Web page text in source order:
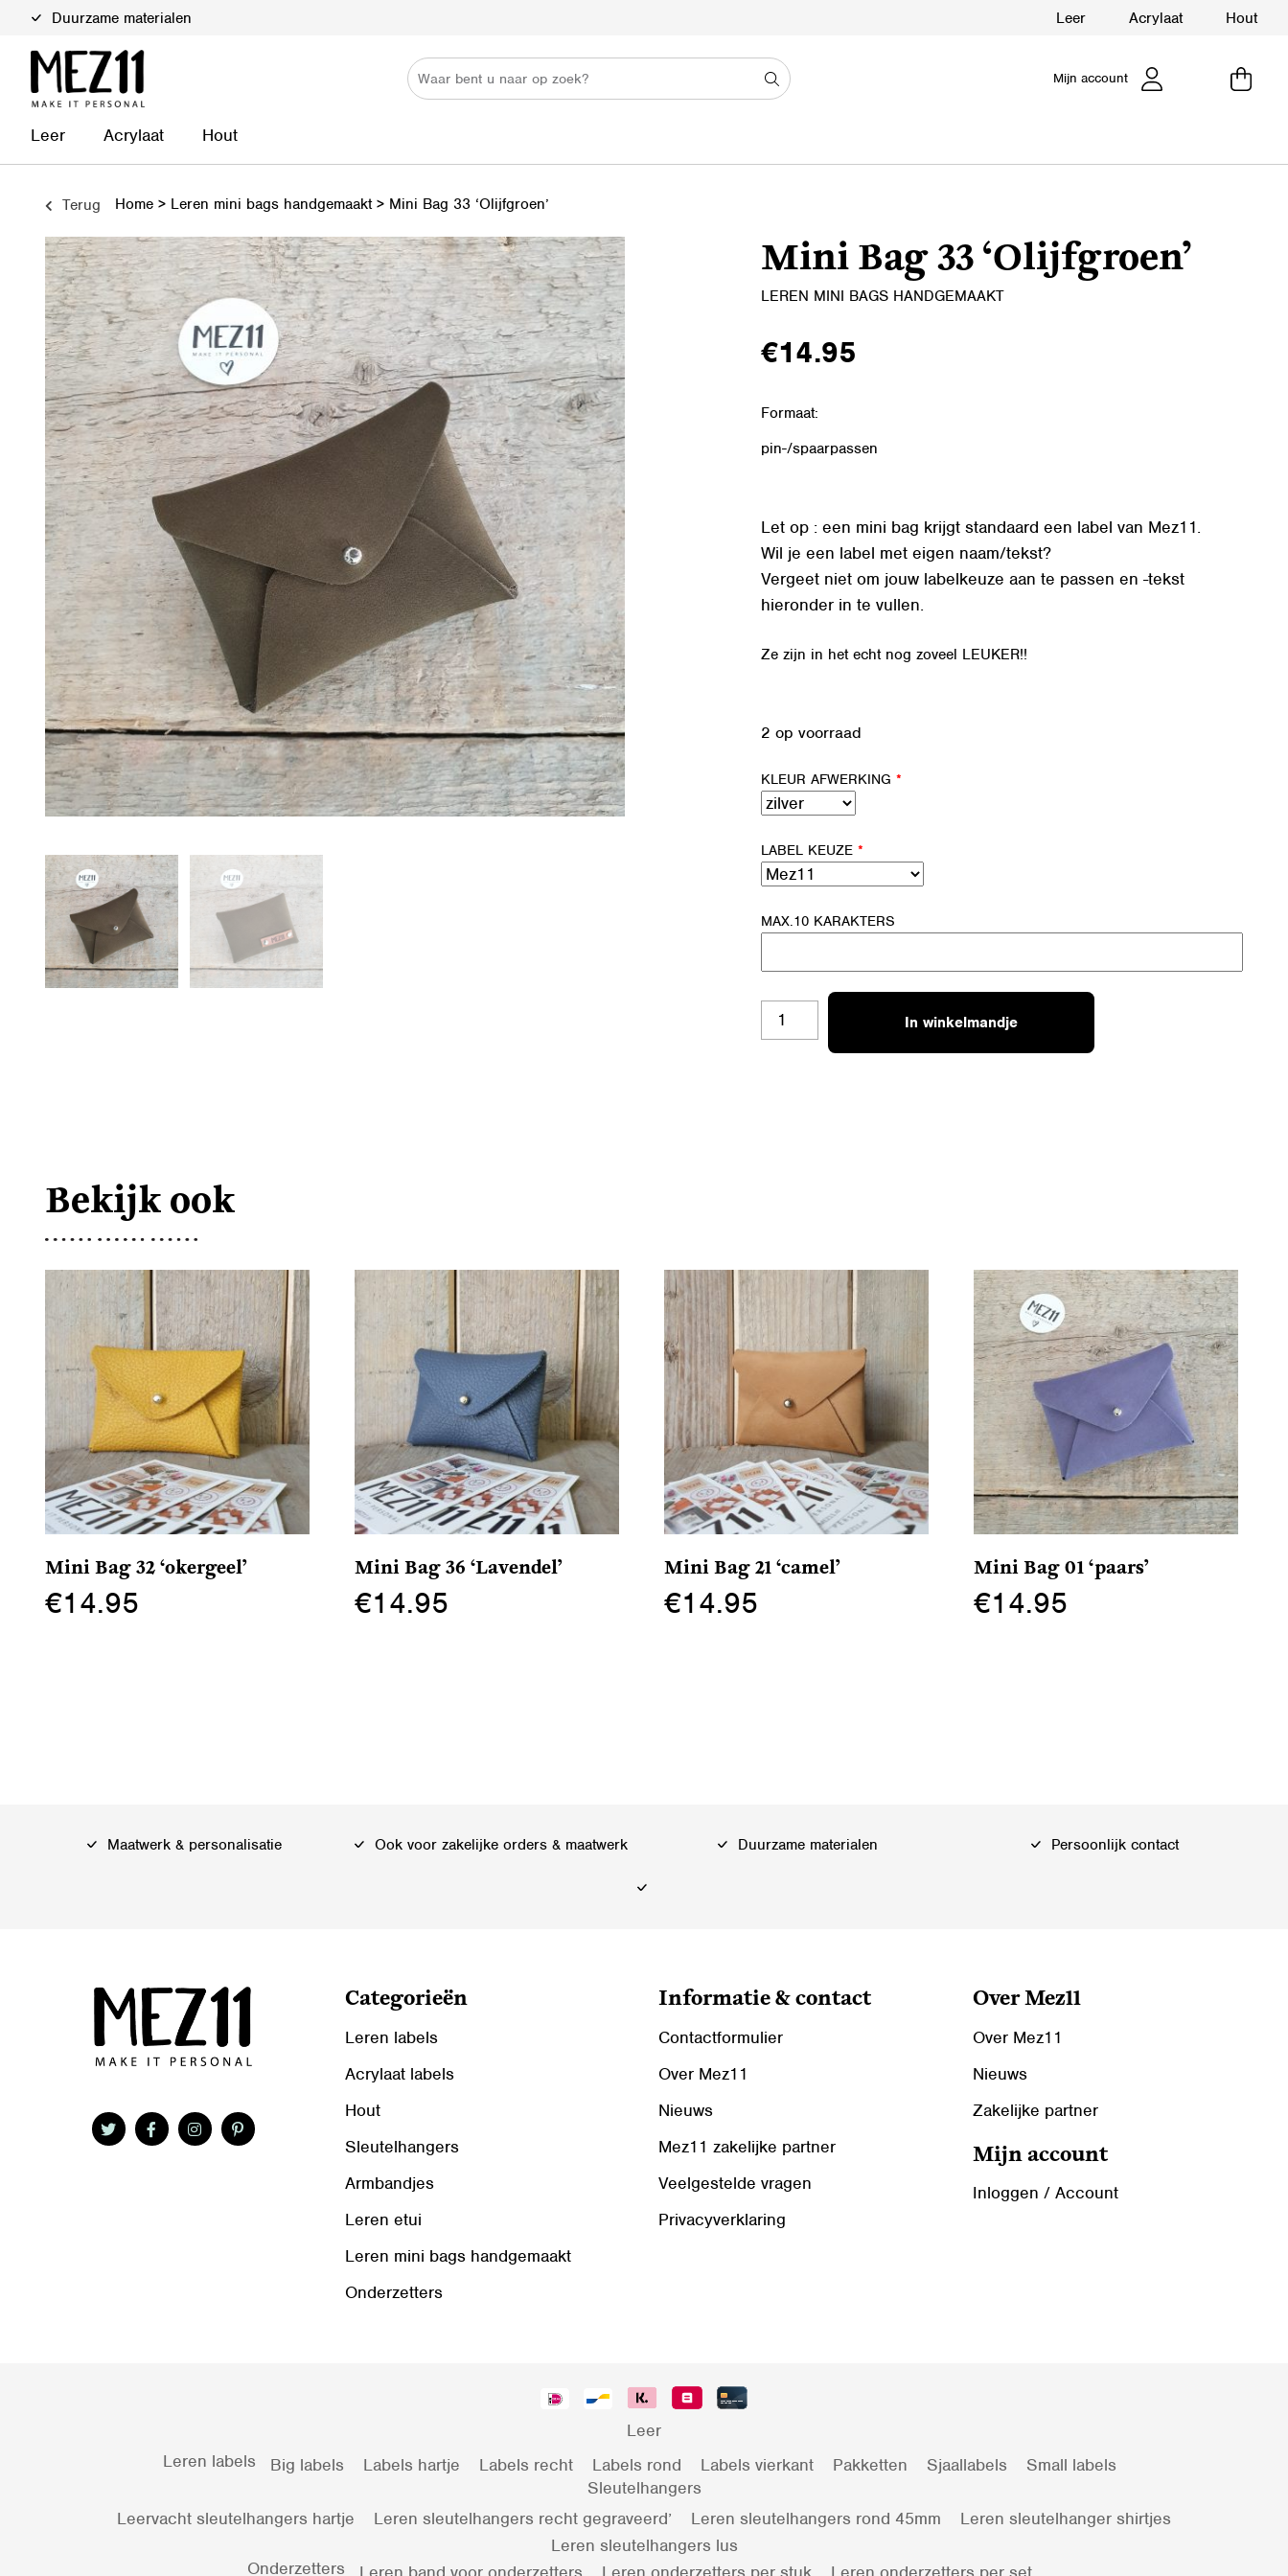
Duurzame materialen
Persoonlijk contact Leer Acrylaat Hout
Mijn account
Leer Acrylaat Hout
Terug Home > Leren mini bags handgemaakt> Mini Bag 33 ‘Olijfgroen’
Mini Bag 33 ‘Olijfgroen’
LEREN MINI BAGS HANDGEMAAKT
€14.95
Formaat:
pin-/spaarpassen
Let op : een mini bag krijgt standaard een label van Mez11.
Wil je een label met eigen naam/tekst?
Vergeet niet om jouw labelkeuze aan te passen en -tekst
hieronder in te vullen.
Ze zijn in het echt nog zoveel LEUKER!!
2 op voorraad
KLEUR AFWERKING *
LABEL KEUZE *
MAX.10 KARAKTERS
MINI
BAG
In winkelmandje
Bekijk ook
Mini Bag 32 ‘okergeel’
€14.95
Mini Bag 36 ‘Lavendel’
€14.95
Mini Bag 21 ‘camel’
€14.95
Mini Bag 01 ‘paars’
€14.95
Maatwerk & personalisatie Ook voor zakelijke orders & maatwerk Duurzame materialen Persoonlijk contact
Categorieën
Leren labels
Acrylaat labels
Hout
Sleutelhangers
Armbandjes
Leren etui
Leren mini bags handgemaakt
Onderzetters
Informatie & contact
Contactformulier
Over Mez11
Nieuws
Mez11 zakelijke partner
Veelgestelde vragen
Privacyverklaring
Over Mez11
Over Mez11
Nieuws
Zakelijke partner
Mijn account
Inloggen / Account
Leer
Leren labels
Big labels Labels hartje Labels recht Labels rond Labels vierkant Pakketten Sjaallabels
Small labels
Sleutelhangers
Leervacht sleutelhangers hartje
Leren sleutelhangers recht gegraveerd’ Leren sleutelhangers rond 45mm
Leren sleutelhanger shirtjes
Leren sleutelhangers lus
Onderzetters